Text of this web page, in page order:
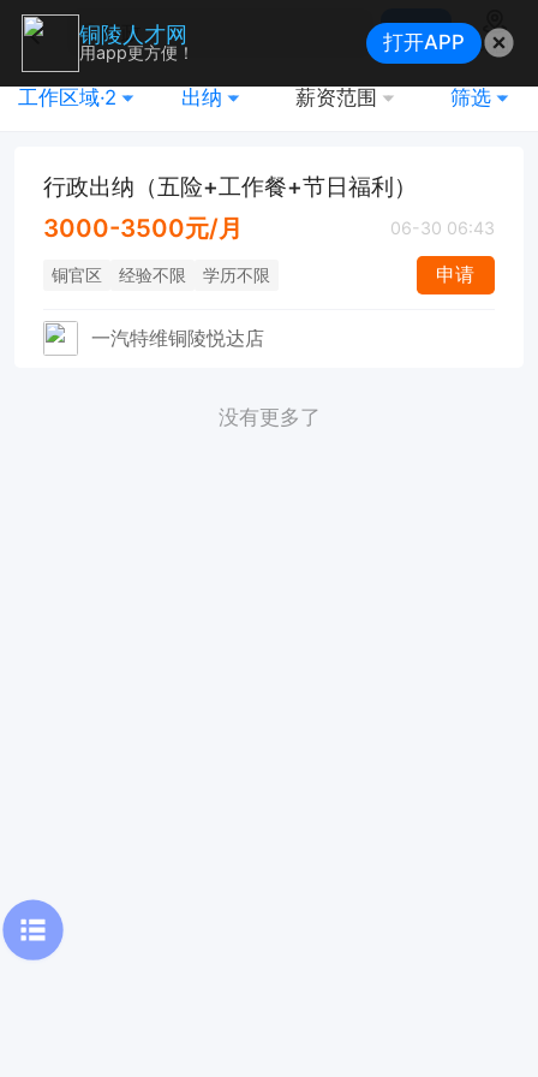
搜索
地图
工作区域·2 出纳 薪资范围 筛选
行政出纳（五险+工作餐+节日福利）
3000-3500元/月 06-30 06:43
铜官区 经验不限 学历不限 申请
一汽特维铜陵悦达店
没有更多了
铜陵人才网
用app更方便！ 打开APP